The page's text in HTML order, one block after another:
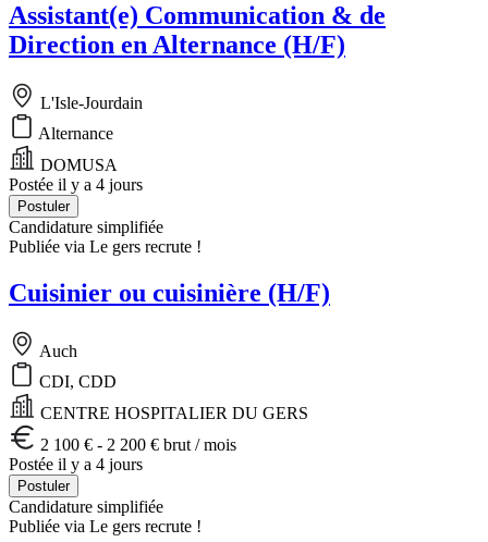
Assistant(e) Communication & de
Direction en Alternance (H/F)
L'Isle-Jourdain
Alternance
DOMUSA
Postée il y a 4 jours
Postuler
Candidature simplifiée
Publiée via Le gers recrute !
Cuisinier ou cuisinière (H/F)
Auch
CDI, CDD
CENTRE HOSPITALIER DU GERS
2 100 € - 2 200 € brut / mois
Postée il y a 4 jours
Postuler
Candidature simplifiée
Publiée via Le gers recrute !